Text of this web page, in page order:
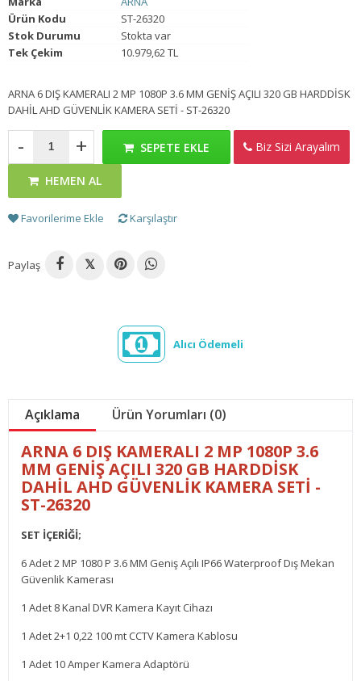
Ürün Kodu
ST-26320
Stok Durumu
Stokta var
Tek Çekim
10.979,62 TL
ARNA 6 DIŞ KAMERALI 2 MP 1080P 3.6 MM GENİŞ AÇILI 320 GB HARDDİSK
DAHİL AHD GÜVENLİK KAMERA SETİ - ST-26320
- + SEPETE EKLE
HEMEN AL
Favorilerime Ekle Karşılaştır
Biz Sizi Arayalım
Paylaş 𝕏
Alıcı Ödemeli
Açıklama Ürün Yorumları (0)
ARNA 6 DIŞ KAMERALI 2 MP 1080P 3.6
MM GENİŞ AÇILI 320 GB HARDDİSK
DAHİL AHD GÜVENLİK KAMERA SETİ -
ST-26320
SET İÇERİĞİ;
6 Adet 2 MP 1080 P 3.6 MM Geniş Açılı IP66 Waterproof Dış Mekan
Güvenlik Kamerası
1 Adet 8 Kanal DVR Kamera Kayıt Cihazı
1 Adet 2+1 0,22 100 mt CCTV Kamera Kablosu
1 Adet 10 Amper Kamera Adaptörü